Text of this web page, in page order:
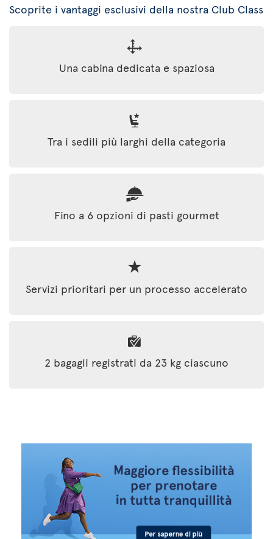
Scoprite i vantaggi esclusivi della nostra Club Class
Una cabina dedicata e spaziosa
Tra i sedili più larghi della categoria
Fino a 6 opzioni di pasti gourmet
Servizi prioritari per un processo accelerato
2 bagagli registrati da 23 kg ciascuno